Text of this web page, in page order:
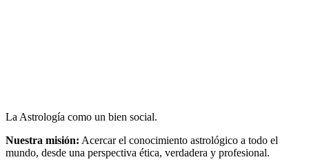
La Astrología como un bien social.
Nuestra misión: Acercar el conocimiento astrológico a todo el
mundo, desde una perspectiva ética, verdadera y profesional.